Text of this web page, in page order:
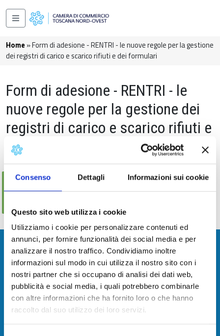
Consenso Dettagli Informazioni sui cookie
Questo sito web utilizza i cookie
Utilizziamo i cookie per personalizzare contenuti ed
annunci, per fornire funzionalità dei social media e per
analizzare il nostro traffico. Condividiamo inoltre
informazioni sul modo in cui utilizza il nostro sito con i
nostri partner che si occupano di analisi dei dati web,
pubblicità e social media, i quali potrebbero combinarle
con altre informazioni che ha fornito loro o che hanno
raccolto dal suo utilizzo dei loro servizi.
Salta al contenuto principale
Navigazione principale
Briciole di pane
Home
Form di adesione - RENTRI - le nuove regole per la gestione
dei registri di carico e scarico rifiuti e dei formulari
Form di adesione - RENTRI - le
nuove regole per la gestione dei
registri di carico e scarico rifiuti e
dei formulari
Messaggio di stato
Sorry… This form is closed to new
Camera di Commercio della Toscana
Nord-Ovest
Contatti
Camera di commercio, industria, artigianato e